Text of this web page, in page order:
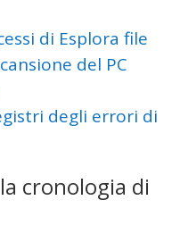
di Esplora file
del PC
degli errori di
cronologia di